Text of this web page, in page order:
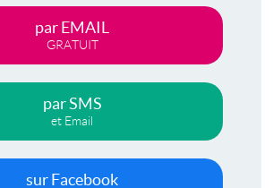
par EMAIL
GRATUIT
par SMS
et Email
sur Facebook